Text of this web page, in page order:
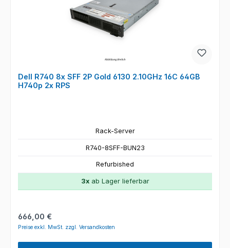
Dell R740 8x SFF 2P Gold 6130 2.10GHz 16C 64GB
H740p 2x RPS
Rack-Server
R740-8SFF-BUN23
Refurbished
3xab Lager lieferbar
Regulärer Preis:
666,00 €
Preise exkl. MwSt. zzgl. Versandkosten